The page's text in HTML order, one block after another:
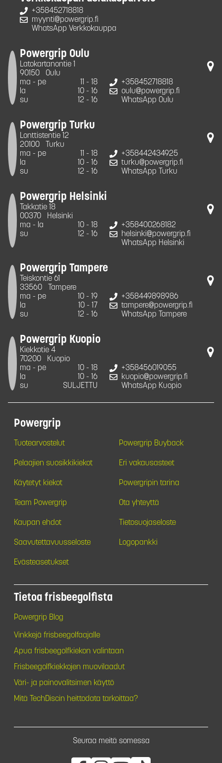
+358452718818
myynti@powergrip.fi
WhatsApp Verkkokauppa
Powergrip Oulu
Latokartanontie 1
90150
Oulu
ma - pe
11 - 18
la
10 - 16
su
12 - 16
+358452718818
oulu@powergrip.fi
WhatsApp Oulu
Powergrip Turku
Lonttistentie 12
20100
Turku
ma - pe
11 - 18
la
10 - 16
su
12 - 16
+358442434925
turku@powergrip.fi
WhatsApp Turku
Powergrip Helsinki
Takkatie 18
00370
Helsinki
ma - la
10 - 18
su
12 - 16
+358400268182
helsinki@powergrip.fi
WhatsApp Helsinki
Powergrip Tampere
Teiskontie 61
33560
Tampere
ma - pe
10 - 19
la
10 - 17
su
12 - 16
+358449898986
tampere@powergrip.fi
WhatsApp Tampere
Powergrip Kuopio
Kiekkotie 4
70200
Kuopio
ma - pe
10 - 18
la
10 - 16
su
SULJETTU
+358456019055
kuopio@powergrip.fi
WhatsApp Kuopio
Powergrip
Tuotearvostelut Powergrip Buyback
Pelaajien suosikkikiekot Eri vakausasteet
Käytetyt kiekot Powergripin tarina
Team Powergrip Ota yhteyttä
Kaupan ehdot Tietosuojaseloste
Saavutettavuusseloste Logopankki
Evästeasetukset
Tietoa frisbeegolfista
Powergrip Blog
Vinkkejä frisbeegolfaajalle
Apua frisbeegolfkiekon valintaan
Frisbeegolfkiekkojen muovilaadut
Väri- ja painovalitsimen käyttö
Mitä TechDiscin heittodata tarkoittaa?
Seuraa meitä somessa